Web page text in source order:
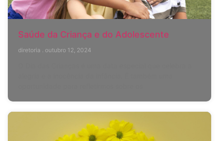
Saúde da Criança e do Adolescente
diretoria outubro 12, 2024